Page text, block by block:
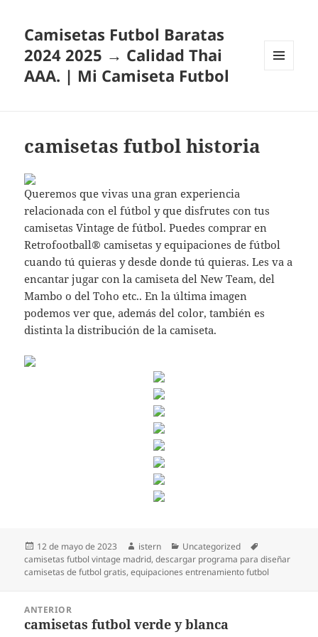
Camisetas Futbol Baratas
2024 2025 → Calidad Thai
AAA. | Mi Camiseta Futbol
camisetas futbol historia
Queremos que vivas una gran experiencia
relacionada con el fútbol y que disfrutes con tus
camisetas Vintage de fútbol. Puedes comprar en
Retrofootball® camisetas y equipaciones de fútbol
cuando tú quieras y desde donde tú quieras. Les va a
encantar jugar con la camiseta del New Team, del
Mambo o del Toho etc.. En la última imagen
podemos ver que, además del color, también es
distinta la distribución de la camiseta.
Publicado
el
12 de mayo de 2023 Autor
istern Categorías
Uncategorized
camisetas futbol vintage madrid,descargar programa para diseñar
camisetas de futbol gratis,equipaciones entrenamiento futbol
entradas
ANTERIOR
Entrada
camisetas futbol verde y blanca